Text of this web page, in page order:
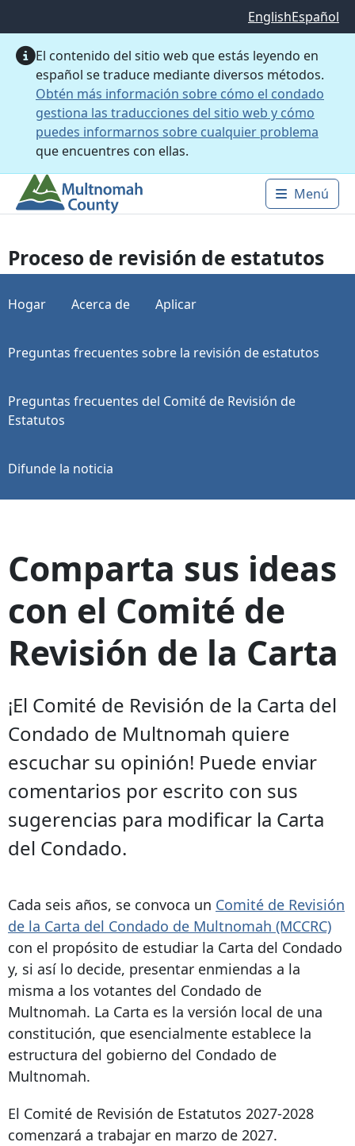
EnglishEspañol
El contenido del sitio web que estás leyendo en
español se traduce mediante diversos métodos.
Obtén más información sobre cómo el condado
gestiona las traducciones del sitio web y cómo
puedes informarnos sobre cualquier problema
que encuentres con ellas.
Main
Menú
Proceso de revisión de estatutos
Hogar Acerca de Aplicar
Preguntas frecuentes sobre la revisión de estatutos
Preguntas frecuentes del Comité de Revisión de
Estatutos
Difunde la noticia
Comparta sus ideas
con el Comité de
Revisión de la Carta
¡El Comité de Revisión de la Carta del
Condado de Multnomah quiere
escuchar su opinión! Puede enviar
comentarios por escrito con sus
sugerencias para modificar la Carta
del Condado.
Cada seis años, se convoca un Comité de Revisión
de la Carta del Condado de Multnomah (MCCRC)
con el propósito de estudiar la Carta del Condado
y, si así lo decide, presentar enmiendas a la
misma a los votantes del Condado de
Multnomah. La Carta es la versión local de una
constitución, que esencialmente establece la
estructura del gobierno del Condado de
Multnomah.
El Comité de Revisión de Estatutos 2027-2028
comenzará a trabajar en marzo de 2027.